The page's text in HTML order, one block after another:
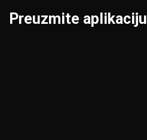
Preuzmite aplikaciju